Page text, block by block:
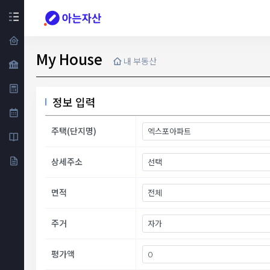
My House 내 부동산
정보 입력
주택(단지명)
상세주소
면적
주거
평가액